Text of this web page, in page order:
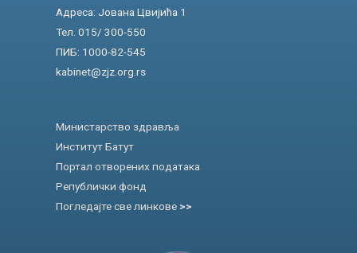
Адреса: Јована Цвијића 1
Тел. 015/ 300-550
ПИБ: 1000-82-545
kabinet@zjz.org.rs
Министарство здравља
Институт Батут
Портал отворених података
Републички фонд
Погледајте све линкове >>